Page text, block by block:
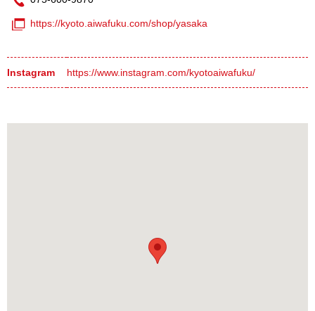
https://kyoto.aiwafuku.com/shop/yasaka
Instagram https://www.instagram.com/kyotoaiwafuku/